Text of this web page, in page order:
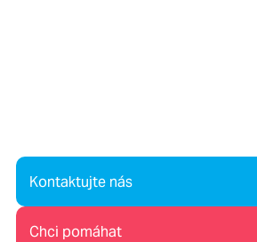
Kontaktujte nás
Chci pomáhat